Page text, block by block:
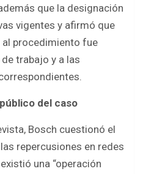
que la designación
vigentes y afirmó que
procedimiento fue
trabajo y a las
del caso
Bosch cuestionó el
repercusiones en redes
una “operación